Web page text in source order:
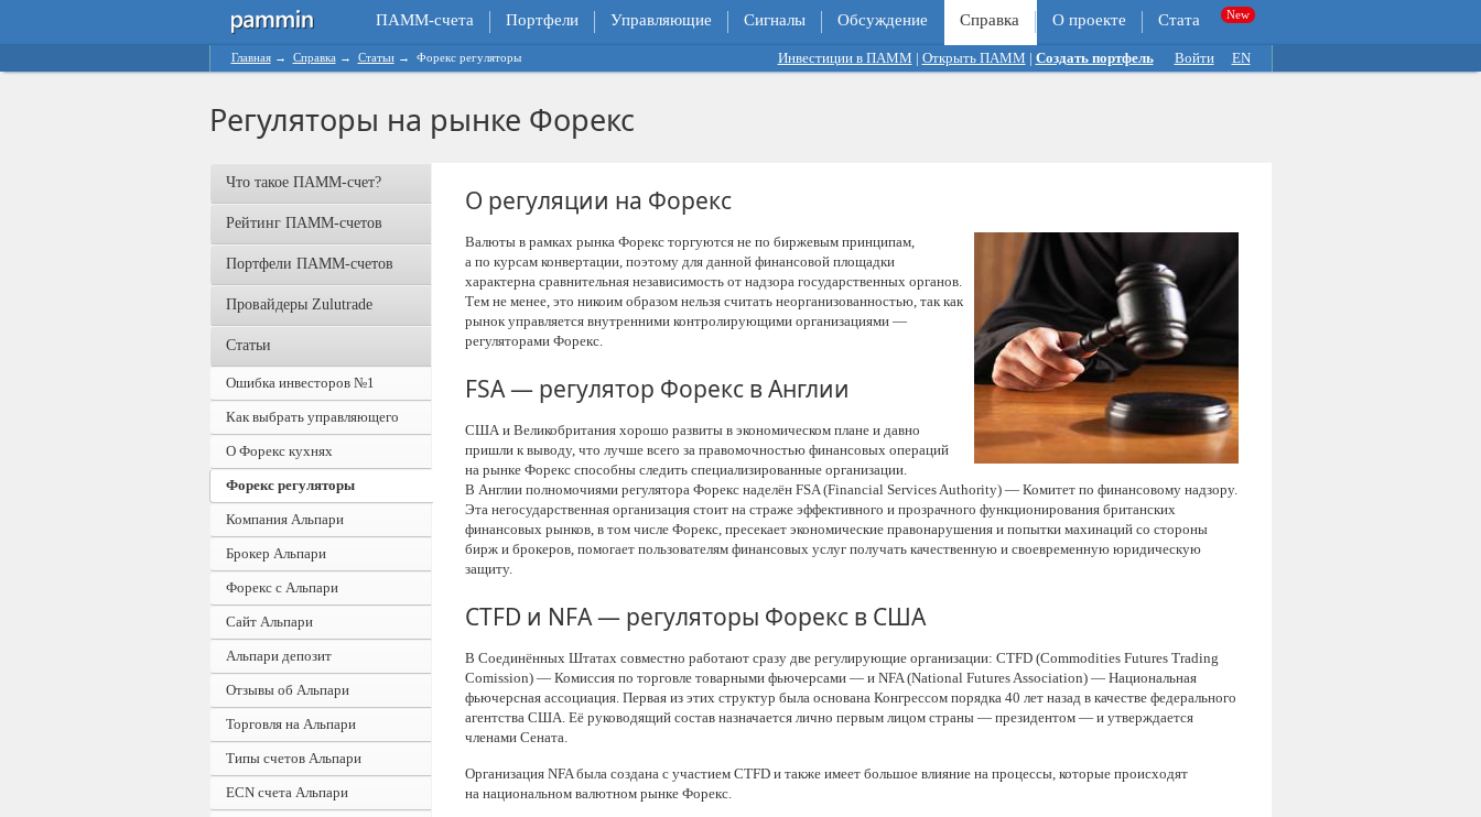
ПАММ-счета Портфели Управляющие Сигналы Обсуждение Справка О проекте Стата
Главная→ Справка → Статьи→ Форекс регуляторы Инвестиции в ПАММ | Открыть ПАММ | Создать портфель Войти EN
Регуляторы на рынке Форекс
Что такое ПАММ-счет?
Рейтинг ПАММ-счетов
Портфели ПАММ-счетов
Провайдеры Zulutrade
Статьи
Ошибка инвесторов №1
Как выбрать управляющего
О Форекс кухнях
Форекс регуляторы
Компания Альпари
Брокер Альпари
Форекс с Альпари
Сайт Альпари
Альпари депозит
Отзывы об Альпари
Торговля на Альпари
Типы счетов Альпари
ECN счета Альпари
О регуляции на Форекс
Валюты в рамках рынка Форекс торгуются не по биржевым принципам,
а по курсам конвертации, поэтому для данной финансовой площадки
характерна сравнительная независимость от надзора государственных органов.
Тем не менее, это никоим образом нельзя считать неорганизованностью, так как
рынок управляется внутренними контролирующими организациями —
регуляторами Форекс.
FSA — регулятор Форекс в Англии
США и Великобритания хорошо развиты в экономическом плане и давно
пришли к выводу, что лучше всего за правомочностью финансовых операций
на рынке Форекс способны следить специализированные организации.
В Англии полномочиями регулятора Форекс наделён FSA (Financial Services Authority) — Комитет по финансовому надзору.
Эта негосударственная организация стоит на страже эффективного и прозрачного функционирования британских
финансовых рынков, в том числе Форекс, пресекает экономические правонарушения и попытки махинаций со стороны
бирж и брокеров, помогает пользователям финансовых услуг получать качественную и своевременную юридическую
защиту.
CTFD и NFA — регуляторы Форекс в США
В Соединённых Штатах совместно работают сразу две регулирующие организации: CTFD (Commodities Futures Trading
Comission) — Комиссия по торговле товарными фьючерсами — и NFA (National Futures Association) — Национальная
фьючерсная ассоциация. Первая из этих структур была основана Конгрессом порядка 40 лет назад в качестве федерального
агентства США. Её руководящий состав назначается лично первым лицом страны — президентом — и утверждается
членами Сената.
Организация NFA была создана с участием CTFD и также имеет большое влияние на процессы, которые происходят
на национальном валютном рынке Форекс.